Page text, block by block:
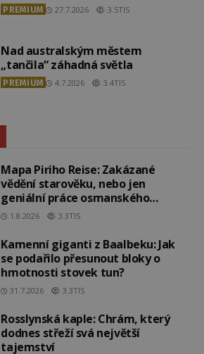
PREMIUM 27.7.2026 3.5TIS
Nad australským městem
„tančila“ záhadná světla
PREMIUM 4.7.2026 3.4TIS
Mapa Piriho Reise: Zakázané
vědění starověku, nebo jen
geniální práce osmanského
admirála?
1.8.2026 3.3TIS
Kamenní giganti z Baalbeku: Jak
se podařilo přesunout bloky o
hmotnosti stovek tun?
31.7.2026 3.3TIS
Rosslynská kaple: Chrám, který
dodnes střeží svá největší
tajemství